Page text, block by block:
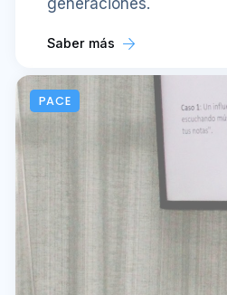
Saber más
PACE